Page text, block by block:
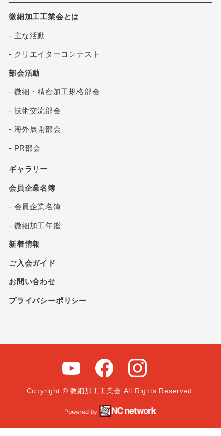
微細加工工業会とは
- 主な活動
- クリエイターコンテスト
部会活動
- 微細・精密加工規格部会
- 技術交流部会
- 海外展開部会
- PR部会
ギャラリー
会員企業名簿
- 会員企業名簿
- 微細加工年鑑
新着情報
ご入会ガイド
お問い合わせ
プライバシーポリシー
Copyright © 微細加工工業会 All Rights Reserved.